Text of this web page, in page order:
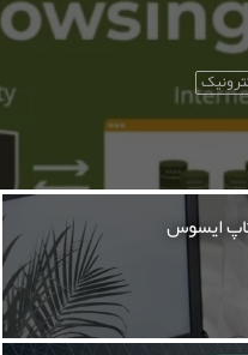
ایسوس